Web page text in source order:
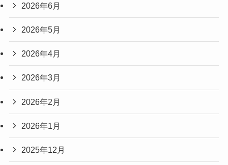
2026年6月
2026年5月
2026年4月
2026年3月
2026年2月
2026年1月
2025年12月